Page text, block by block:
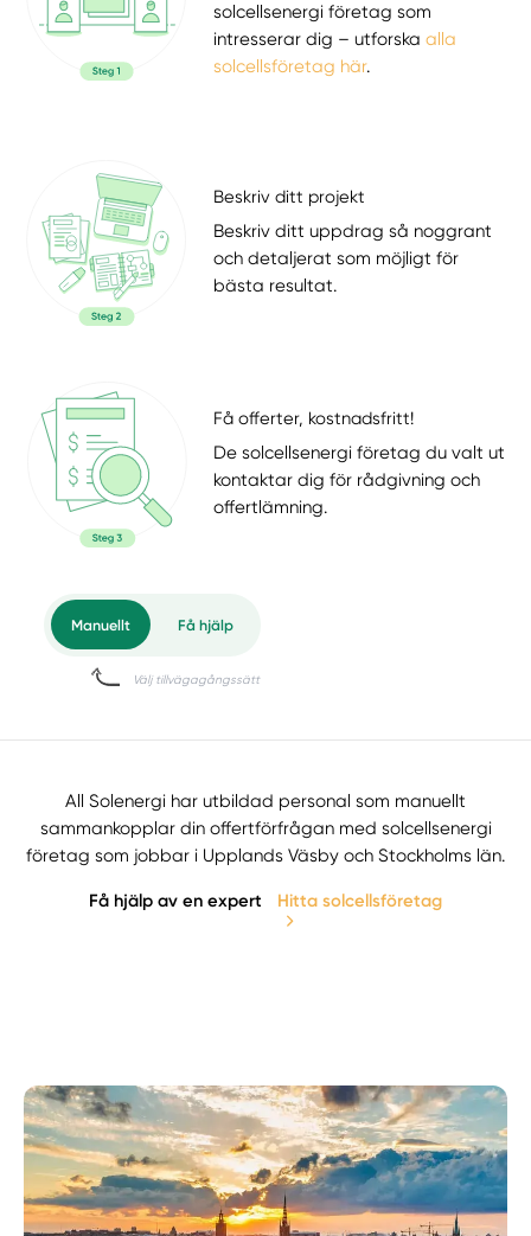
solcellsenergi företag som
intresserar dig – utforskaalla
solcellsföretag här.
Beskriv ditt projekt
Beskriv ditt uppdrag så noggrant
och detaljerat som möjligt för
bästa resultat.
Få offerter, kostnadsfritt!
De solcellsenergi företag du valt ut
kontaktar dig för rådgivning och
offertlämning.
All Solenergi har utbildad personal som manuellt
sammankopplar din offertförfrågan med solcellsenergi
företag som jobbar i Upplands Väsby och Stockholms län.
Få hjälp av en expert Hitta solcellsföretag